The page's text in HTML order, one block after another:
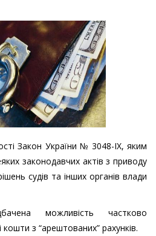
Закон України № 3048-IX, яким
законодавчих актів з приводу
судів та інших органів влади
можливість частково
з “арештованих” рахунків.